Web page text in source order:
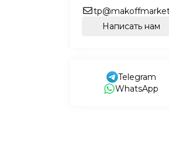
Написать нам
Telegram
WhatsApp